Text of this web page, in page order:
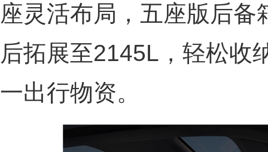
座灵活布局，五座版后
后拓展至2145L，轻松收
一出行物资。